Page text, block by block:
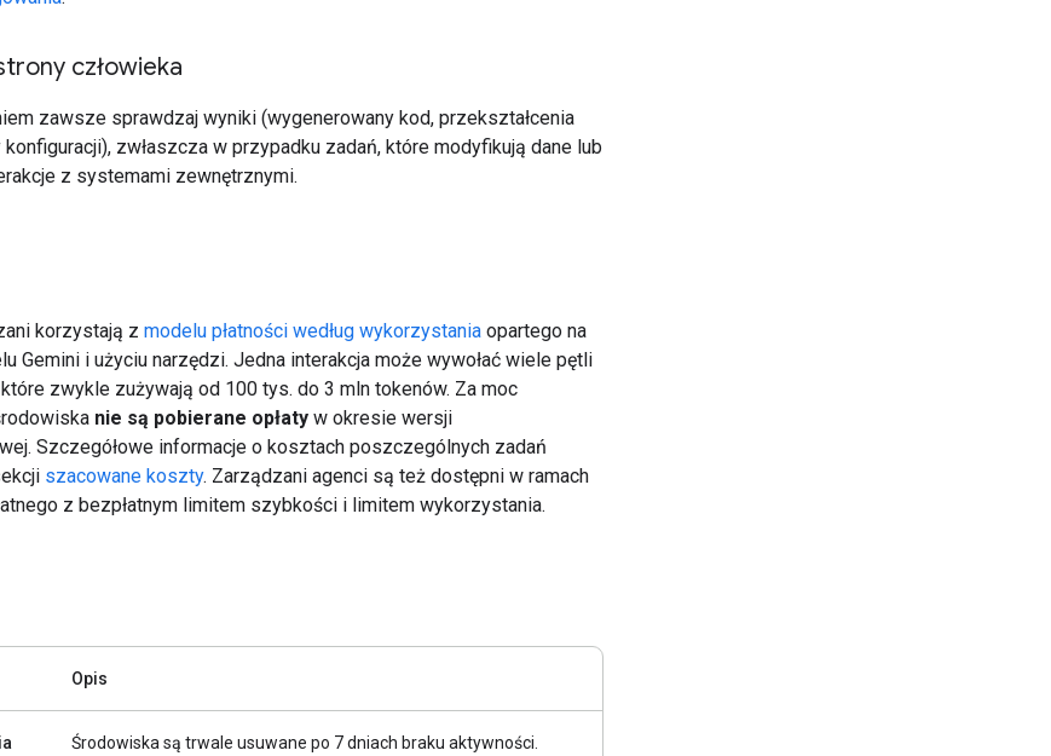
człowieka
zawsze sprawdzaj wyniki (wygenerowany kod, przekształcenia
konfiguracji), zwłaszcza w przypadku zadań, które modyfikują dane lub
z systemami zewnętrznymi.
korzystają z modelu płatności według wykorzystania opartego na
Gemini i użyciu narzędzi. Jedna interakcja może wywołać wiele pętli
zwykle zużywają od 100 tys. do 3 mln tokenów. Za moc
nie są pobierane opłaty w okresie wersji
Szczegółowe informacje o kosztach poszczególnych zadań
szacowane koszty. Zarządzani agenci są też dostępni w ramach
z bezpłatnym limitem szybkości i limitem wykorzystania.
Opis
Środowiska są trwale usuwane po 7 dniach braku aktywności.